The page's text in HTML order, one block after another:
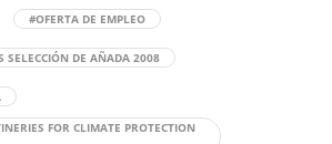
#OFERTA DE EMPLEO
SELECCIÓN DE AÑADA 2008
FOR CLIMATE PROTECTION